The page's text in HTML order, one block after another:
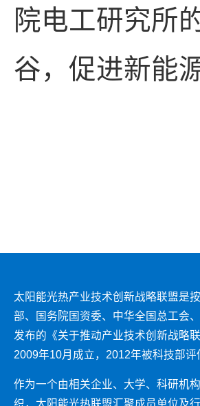
院电工研究所
谷，促进新能
太阳能光热产业技术创新战略联盟是
部、国务院国资委、中华全国总工会
发布的《关于推动产业技术创新战略
2009年10月成立，2012年被科技部评
作为一个由相关企业、大学、科研机
织，太阳能光热联盟汇聚成员单位及